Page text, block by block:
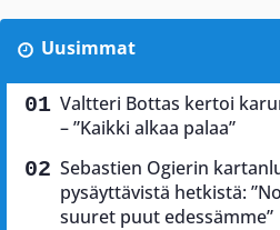
Uusimmat
Valtteri Bottas kertoi
– ”Kaikki alkaa palaa”
Sebastien Ogierin
pysäyttävistä hetkistä:
suuret puut edessämme”